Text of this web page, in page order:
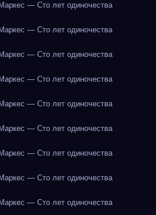
— Сто лет одиночества
— Сто лет одиночества
— Сто лет одиночества
— Сто лет одиночества
— Сто лет одиночества
— Сто лет одиночества
— Сто лет одиночества
— Сто лет одиночества
— Сто лет одиночества